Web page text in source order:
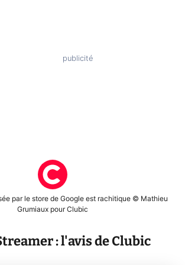
par le store de Google est rachitique © Mathieu
Grumiaux pour Clubic
: l'avis de Clubic